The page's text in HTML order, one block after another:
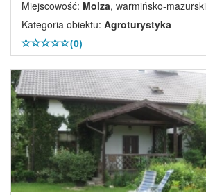
Miejscowość: Molza, warmińsko-
Kategoria obiektu: Agroturystyka
(0)